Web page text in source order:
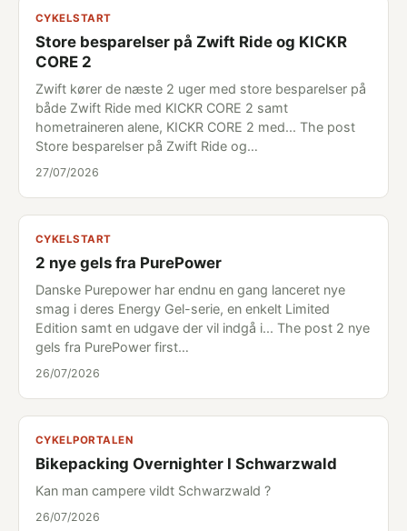
CYKELSTART
Store besparelser på Zwift Ride og KICKR
CORE 2
Zwift kører de næste 2 uger med store besparelser på
både Zwift Ride med KICKR CORE 2 samt
hometraineren alene, KICKR CORE 2 med... The post
Store besparelser på Zwift Ride og…
27/07/2026
CYKELSTART
2 nye gels fra PurePower
Danske Purepower har endnu en gang lanceret nye
smag i deres Energy Gel-serie, en enkelt Limited
Edition samt en udgave der vil indgå i... The post 2 nye
gels fra PurePower first…
26/07/2026
CYKELPORTALEN
Bikepacking Overnighter I Schwarzwald
Kan man campere vildt Schwarzwald ?
26/07/2026